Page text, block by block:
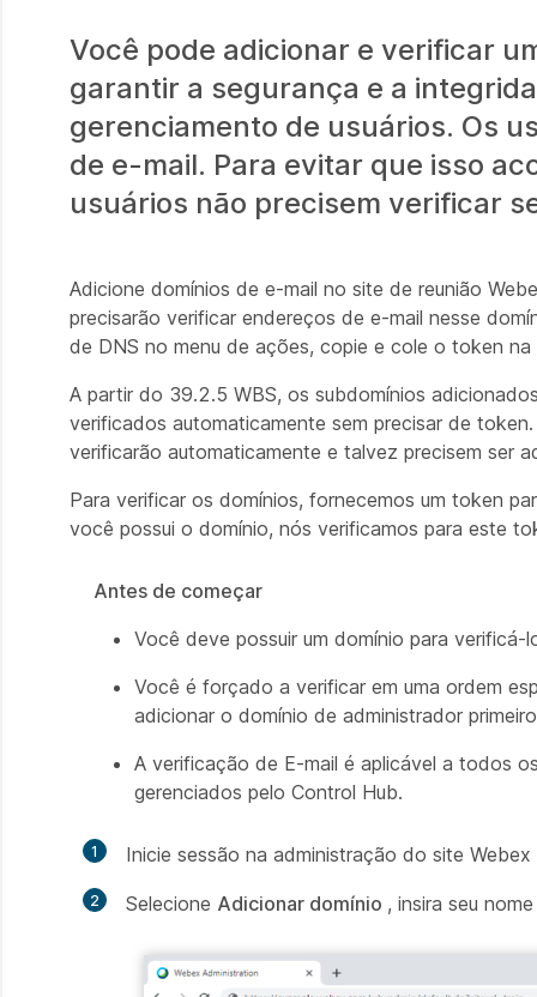
Você pode adicionar e verificar
garantir a segurança e a
gerenciamento de usuários. Os
de e-mail. Para evitar que isso
usuários não precisem verificar
Adicione domínios de e-mail no site de reunião
precisarão verificar endereços de e-mail nesse
de DNS no menu de ações, copie e cole o token
A partir do 39.2.5 WBS, os subdomínios
verificados automaticamente sem precisar de
verificarão automaticamente e talvez precisem ser
Para verificar os domínios, fornecemos um token
você possui o domínio, nós verificamos para este
Antes de começar
Você deve possuir um domínio para verificá-
Você é forçado a verificar em uma ordem
adicionar o domínio de administrador
A verificação de E-mail é aplicável a todos
gerenciados pelo Control Hub.
1 Inicie sessão na administração do site
2 Selecione Adicionar domínio , insira seu